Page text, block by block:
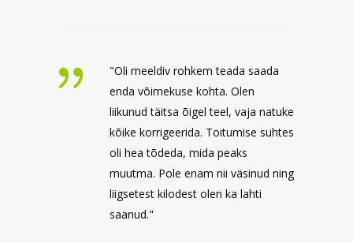
"Oli meeldiv rohkem teada saada
enda võimekuse kohta. Olen
liikunud täitsa õigel teel, vaja natuke
kõike korrigeerida. Toitumise suhtes
oli hea tõdeda, mida peaks
muutma. Pole enam nii väsinud ning
liigsetest kilodest olen ka lahti
saanud."